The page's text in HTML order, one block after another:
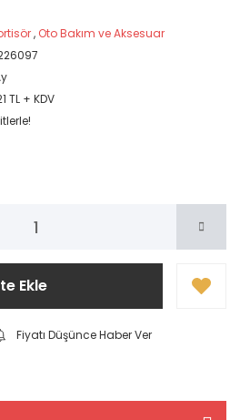
, Oto Bakım ve Aksesuar
TL + KDV
Ekle
Fiyatı Düşünce Haber Ver